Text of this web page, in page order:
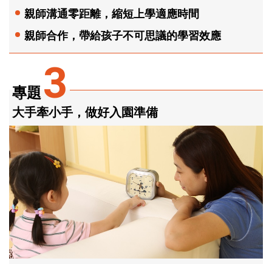
專題3
大手牽小手，做好入園準備
親師溝通零距離，縮短上學適應時間
親師合作，帶給孩子不可思議的學習效應